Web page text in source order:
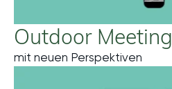
Outdoor Meeting
mit neuen Perspektiven